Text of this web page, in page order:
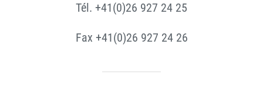
Tél. +41(0)26 927 24 25
Fax +41(0)26 927 24 26